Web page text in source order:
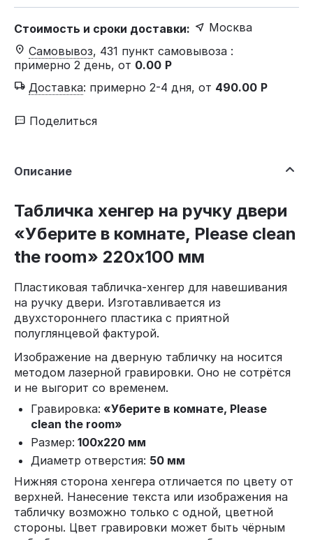
Стоимость и сроки доставки:
Москва
Самовывоз, 431 пункт самовывоза :
примерно 2 день, от 0.00 Р
Доставка: примерно 2-4 дня, от 490.00 Р
Поделиться
Описание
Табличка хенгер на ручку двери
«Уберите в комнате, Please clean
the room» 220х100 мм
Пластиковая табличка-хенгер для навешивания
на ручку двери. Изготавливается из
двухстороннего пластика с приятной
полуглянцевой фактурой.
Изображение на дверную табличку на носится
методом лазерной гравировки. Оно не сотрётся
и не выгорит со временем.
Гравировка: «Уберите в комнате, Please
clean the room»
Размер: 100х220 мм
Диаметр отверстия: 50 мм
Нижняя сторона хенгера отличается по цвету от
верхней. Нанесение текста или изображения на
табличку возможно только с одной, цветной
стороны. Цвет гравировки может быть чёрным